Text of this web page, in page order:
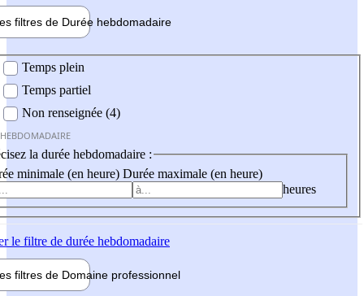
filtres de Durée hebdomadaire
Temps plein
Temps partiel
Non renseignée (4)
la durée hebdomadaire :
minimale (en heure) Durée maximale (en heure)
heures
le filtre de durée hebdomadaire
filtres de Domaine professionnel